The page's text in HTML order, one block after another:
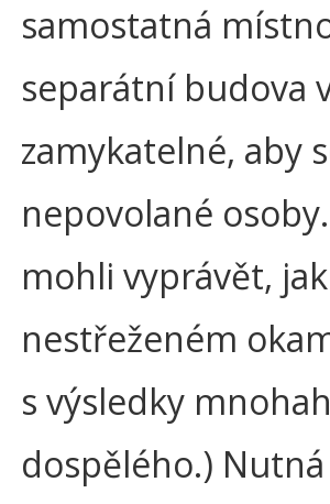
samostatná
separátní budova
zamykatelné, aby
nepovolané
mohli vyprávět,
nestřeženém
s výsledky
dospělého.)